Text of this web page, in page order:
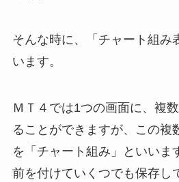
そんな時に、「チャート組
います。
ＭＴ４では1つの画面に、複
ることができますが、この複
を「チャート組み」といいま
前を付けていくつでも保存し